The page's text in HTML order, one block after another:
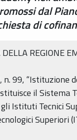
dal
di
REGIONE
99, “Istituzione
il Sistema
Istituti Tecnici
Superiori